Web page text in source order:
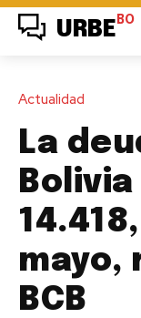
URBE BO
Actualidad
La
mayo,
BCB